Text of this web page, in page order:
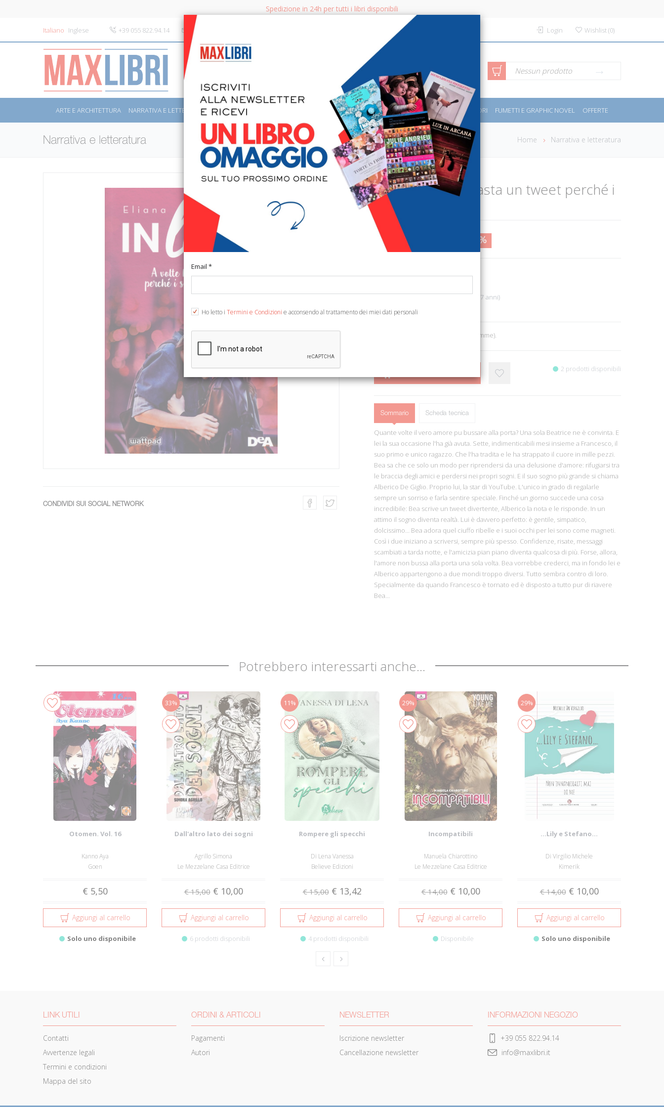
Spedizione in 24h per tutti i libri disponibili
Italiano Inglese +39 055 822.94.14 info@maxlibri.it Login Wishlist(0)
CERCA Ricerca avanzata Nessun prodotto
ARTE E ARCHITETTURA NARRATIVA E LETTERATURA SAGGISTICA LIBRI PER BAMBINI E RAGAZZI MANUALI - GUIDE - CORSI SPORT E MOTORI FUMETTI E GRAPHIC NOVEL OFFERTE
Narrativa e letteratura Home Narrativa e letteratura
CONDIVIDI SUI SOCIAL NETWORK
In love. A volte basta un tweet perché i
sogni si avverino
€ 10,00 37%
Codice: 350883298422924
Categoria: Narrativa Ragazzi (14-17 anni)
Ean13:
9788851149932
Novara, 2017; ril., cm 15x21,5. (Le Gemme).
2 prodotti disponibili
Sommario Scheda tecnica
Quante volte il vero amore pu bussare alla porta? Una sola Beatrice ne è convinta. E
lei la sua occasione l'ha già avuta. Sette, indimenticabili mesi insieme a Francesco, il
suo primo e unico ragazzo. Che l'ha tradita e le ha strappato il cuore in mille pezzi.
Bea sa che ce solo un modo per riprendersi da una delusione d'amore: rifugiarsi tra
le braccia degli amici e perdersi nei propri sogni. E il suo sogno più grande si chiama
Alberico De Giglio. Proprio lui, la star di YouTube. L'unico in grado di regalarle
sempre un sorriso e farla sentire speciale. Finché un giorno succede una cosa
incredibile: Bea scrive un tweet divertente, Alberico la nota e le risponde. In un
attimo il sogno diventa realtà. Lui è davvero perfetto: è gentile, simpatico,
dolcissimo... Bea adora quel ciuffo ribelle e i suoi occhi per lei sono come magneti.
Così i due iniziano a scriversi, sempre più spesso. Confidenze, risate, messaggi
scambiati a tarda notte, e l'amicizia pian piano diventa qualcosa di più. Forse, allora,
l'amore non bussa alla porta una sola volta. Bea vorrebbe crederci, ma in fondo lei e
Alberico appartengono a due mondi troppo diversi. Tutto sembra contro di loro.
Specialmente da quando Francesco è tornato ed è disposto a tutto pur di riavere
Bea...
Potrebbero interessarti anche...
Otomen. Vol. 16
Kanno Aya
Goen
€ 5,50
Aggiungi al carrello
Solo uno disponibile
33%
Dall'altro lato dei sogni
Agrillo Simona
Le Mezzelane Casa Editrice
€ 15,00 € 10,00
Aggiungi al carrello
6 prodotti disponibili
11%
Rompere gli specchi
Di Lena Vanessa
Believe Edizioni
€ 15,00 € 13,42
Aggiungi al carrello
4 prodotti disponibili
29%
Incompatibili
Manuela Chiarottino
Le Mezzelane Casa Editrice
€ 14,00 € 10,00
Aggiungi al carrello
Disponibile
29%
...Lily e Stefano...
Di Virgilio Michele
Kimerik
€ 14,00 € 10,00
Aggiungi al carrello
Solo uno disponibile
LINK UTILI
Contatti
Avvertenze legali
Termini e condizioni
Mappa del sito
ORDINI & ARTICOLI
Pagamenti
Autori
NEWSLETTER
Iscrizione newsletter
Cancellazione newsletter
INFORMAZIONI NEGOZIO
+39 055 822.94.14
info@maxlibri.it
Email *
Ho letto i Termini e Condizioni e acconsendo al trattamento dei miei dati personali